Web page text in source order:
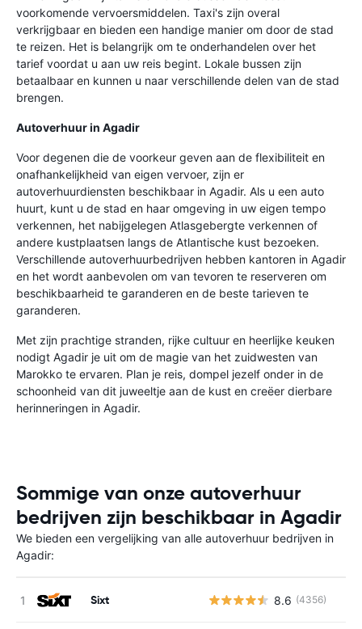
voorkomende vervoersmiddelen. Taxi's zijn overal
verkrijgbaar en bieden een handige manier om door de stad
te reizen. Het is belangrijk om te onderhandelen over het
tarief voordat u aan uw reis begint. Lokale bussen zijn
betaalbaar en kunnen u naar verschillende delen van de stad
brengen.
Autoverhuur in Agadir
Voor degenen die de voorkeur geven aan de flexibiliteit en
onafhankelijkheid van eigen vervoer, zijn er
autoverhuurdiensten beschikbaar in Agadir. Als u een auto
huurt, kunt u de stad en haar omgeving in uw eigen tempo
verkennen, het nabijgelegen Atlasgebergte verkennen of
andere kustplaatsen langs de Atlantische kust bezoeken.
Verschillende autoverhuurbedrijven hebben kantoren in Agadir
en het wordt aanbevolen om van tevoren te reserveren om
beschikbaarheid te garanderen en de beste tarieven te
garanderen.
Met zijn prachtige stranden, rijke cultuur en heerlijke keuken
nodigt Agadir je uit om de magie van het zuidwesten van
Marokko te ervaren. Plan je reis, dompel jezelf onder in de
schoonheid van dit juweeltje aan de kust en creëer dierbare
herinneringen in Agadir.
Sommige van onze autoverhuur
bedrijven zijn beschikbaar in Agadir
We bieden een vergelijking van alle autoverhuur bedrijven in
Agadir:
Sixt 8.6 (4356)